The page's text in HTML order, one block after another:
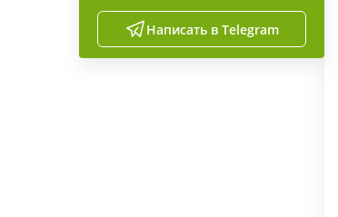
Написать в Telegram